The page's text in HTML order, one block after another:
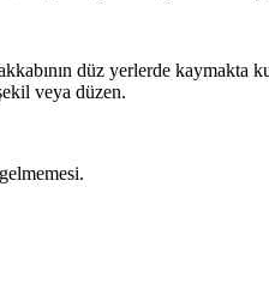
düz yerlerde kaymakta
veya düzen.